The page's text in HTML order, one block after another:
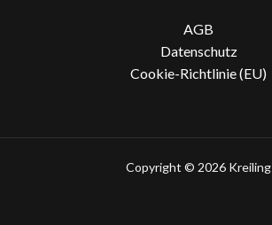
AGB
Datenschutz
Cookie-Richtlinie (EU)
Copyright © 2026 Kreiling